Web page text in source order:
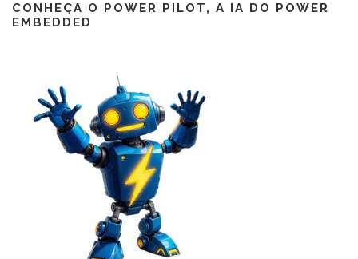
CONHEÇA O POWER PILOT, A IA DO POWER
EMBEDDED